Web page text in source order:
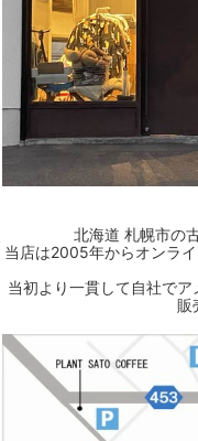
北海道 札幌市の
当店は2005年からオンラ
当初より一貫して自社で
販